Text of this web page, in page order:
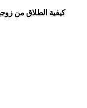
كيفية الطلاق من